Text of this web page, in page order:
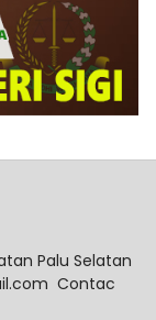
Palu Selatan
Contac